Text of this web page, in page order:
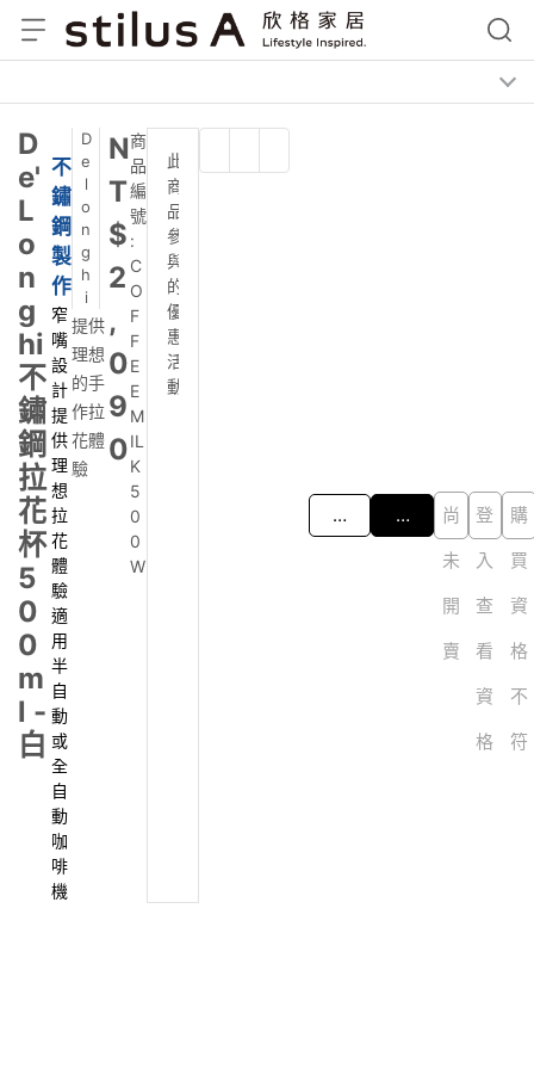
De'Longhi 不鏽鋼拉花杯 500ml - 白
不鏽鋼製作
窄嘴設計 提供理想拉花體驗
適用半自動或全自動咖啡機
Delonghi
提供理想的手作拉花體驗
NT$2,090
商品編號:COFFEEMILK500W
運送方式
商品介紹